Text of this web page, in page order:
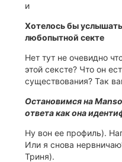
и
Хотелось бы
любопытной секте
Нет тут не очевидно
этой сексте? Что он
существования? Так
Остановимся на
ответа как она
Ну вон ее профиль).
Или я снова
Триня).